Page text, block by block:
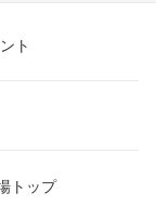
ト
トップ